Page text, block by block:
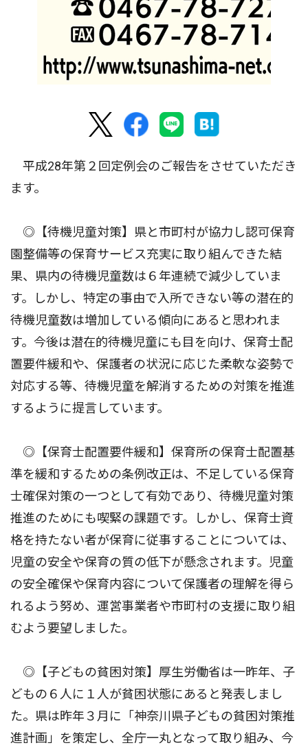
平成28年第２回定例会のご報告をさせていただき
ます。
◎【待機児童対策】県と市町村が協力し認可保育
園整備等の保育サービス充実に取り組んできた結
果、県内の待機児童数は６年連続で減少していま
す。しかし、特定の事由で入所できない等の潜在的
待機児童数は増加している傾向にあると思われま
す。今後は潜在的待機児童にも目を向け、保育士配
置要件緩和や、保護者の状況に応じた柔軟な姿勢で
対応する等、待機児童を解消するための対策を推進
するように提言しています。
◎【保育士配置要件緩和】保育所の保育士配置基
準を緩和するための条例改正は、不足している保育
士確保対策の一つとして有効であり、待機児童対策
推進のためにも喫緊の課題です。しかし、保育士資
格を持たない者が保育に従事することについては、
児童の安全や保育の質の低下が懸念されます。児童
の安全確保や保育内容について保護者の理解を得ら
れるよう努め、運営事業者や市町村の支援に取り組
むよう要望しました。
◎【子どもの貧困対策】厚生労働省は一昨年、子
どもの６人に１人が貧困状態にあると発表しまし
た。県は昨年３月に「神奈川県子どもの貧困対策推
進計画」を策定し、全庁一丸となって取り組み、今